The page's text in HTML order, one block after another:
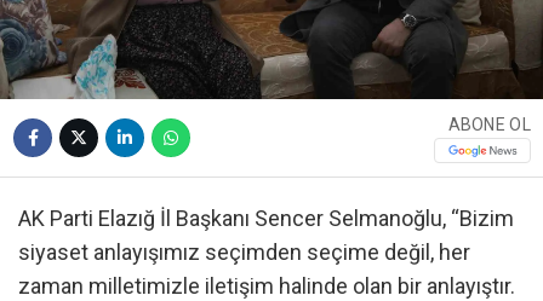
ABONE OL
AK Parti Elazığ İl Başkanı Sencer Selmanoğlu, “Bizim
siyaset anlayışımız seçimden seçime değil, her
zaman milletimizle iletişim halinde olan bir anlayıştır.